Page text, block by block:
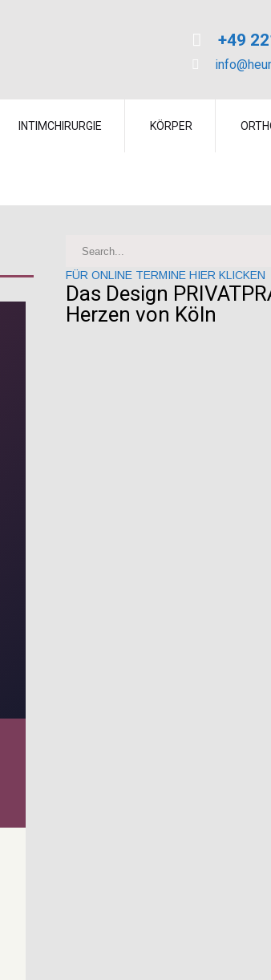
+49
INTIMCHIRURGIE KÖRPER
FÜR ONLINE TERMINE HIER KLICKEN
Das Design
Herzen von Köln